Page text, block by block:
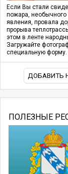
Если Вы стали
пожара, необычного
явления, провала
прорыва
этом в ленте
Загружайте
специальную форму.
ДОБАВИТЬ
ПОЛЕЗНЫЕ